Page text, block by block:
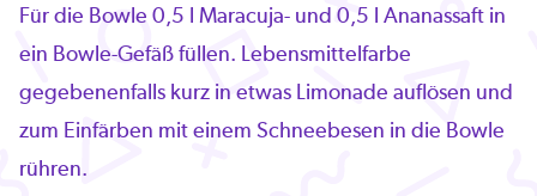
Für die Bowle 0,5 l Maracuja- und 0,5 l Ananassaft in
ein Bowle-Gefäß füllen. Lebensmittelfarbe
gegebenenfalls kurz in etwas Limonade auflösen und
zum Einfärben mit einem Schneebesen in die Bowle
rühren.